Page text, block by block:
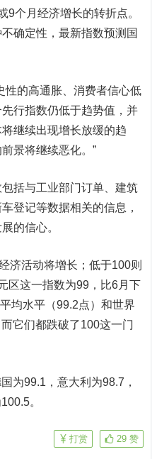
9个月经济增长的转折点。
确定性，最新指数预测国
的高通胀、消费者信心低
行指数仍低于趋势值，并
继续出现增长放缓的趋
景将继续恶化。”
括与工业部门订单、建筑
登记等数据相关的信息，
的信心。
活动将增长；低于100则
区这一指数为99，比6月下
均水平（99.2点）和世界
它们都跌破了100这一门
99.1，意大利为98.7，
。
29 赞
打赏